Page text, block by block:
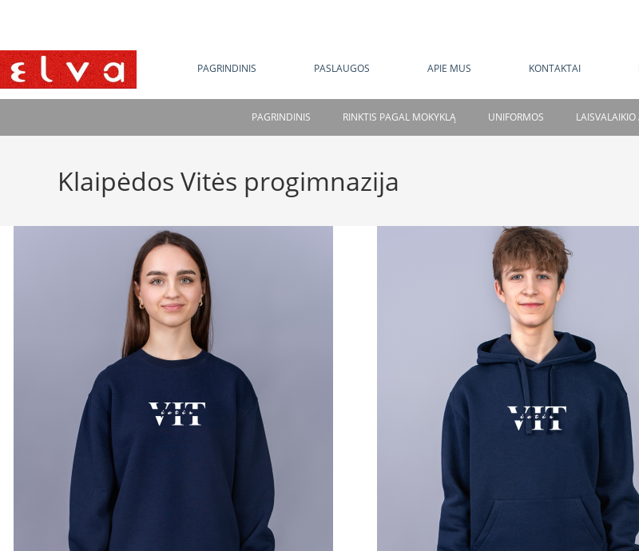
PAGRINDINIS PASLAUGOS APIE MUS KONTAKTAI
PAGRINDINIS RINKTIS PAGAL MOKYKLĄ UNIFORMOS
Klaipėdos Vitės progimnazija